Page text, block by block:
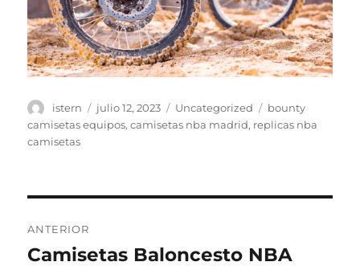
Autor
istern
Publicado
el
julio 12, 2023 Categorías
Uncategorized Etiquetas
bounty
camisetas equipos,camisetas nba madrid, replicas nba
camisetas
de
ANTERIOR
Entrada
Camisetas Baloncesto NBA